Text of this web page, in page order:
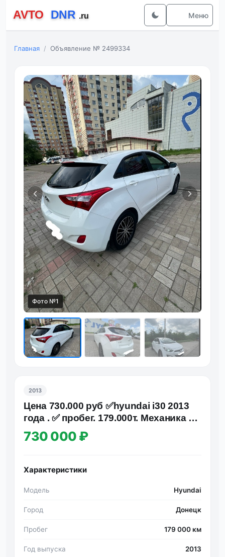
Меню
Главная Объявление № 2499334
Фото №1
2013
Цена 730.000 руб ✅hyundai i30 2013
года . ✅ пробег. 179.000т. Механика 6
ступка автомоби…
730 000 ₽
Характеристики
Модель Hyundai
Город Донецк
Пробег 179 000 км
Год выпуска 2013